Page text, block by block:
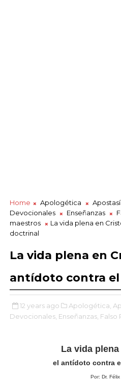
Home Apologética
Devocionales
Enseñanzas
maestros
La vida plena en
doctrinal
La vida plena en
antídoto contra
12 years ago Apologética,
Devocionales, Enseñanzas, Falso
La vida
el antídoto contra
Por: Dr.